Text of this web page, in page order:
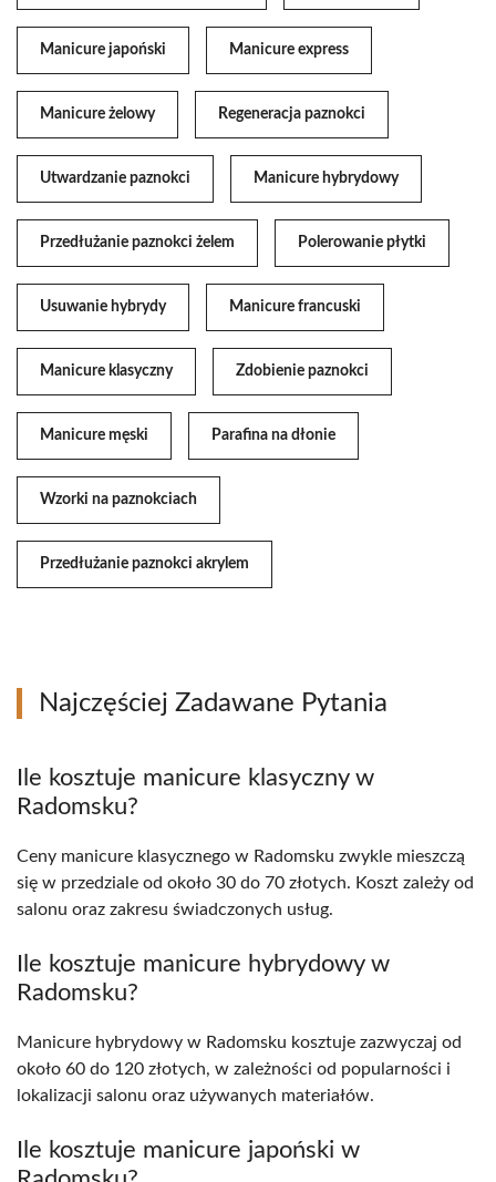
Manicure japoński Manicure express
Manicure żelowy Regeneracja paznokci
Utwardzanie paznokci Manicure hybrydowy
Przedłużanie paznokci żelem Polerowanie płytki
Usuwanie hybrydy Manicure francuski
Manicure klasyczny Zdobienie paznokci
Manicure męski Parafina na dłonie
Wzorki na paznokciach
Przedłużanie paznokci akrylem
Najczęściej Zadawane Pytania
Ile kosztuje manicure klasyczny w
Radomsku?
Ceny manicure klasycznego w Radomsku zwykle mieszczą
się w przedziale od około 30 do 70 złotych. Koszt zależy od
salonu oraz zakresu świadczonych usług.
Ile kosztuje manicure hybrydowy w
Radomsku?
Manicure hybrydowy w Radomsku kosztuje zazwyczaj od
około 60 do 120 złotych, w zależności od popularności i
lokalizacji salonu oraz używanych materiałów.
Ile kosztuje manicure japoński w